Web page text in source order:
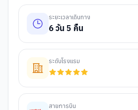
ระยะเวลาเดินทาง
6 วัน 5 คืน
ระดับโรงแรม
สายการบิน